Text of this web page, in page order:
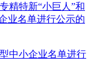
精特新“小巨人”和
业名单进行公示的
中小企业名单进行